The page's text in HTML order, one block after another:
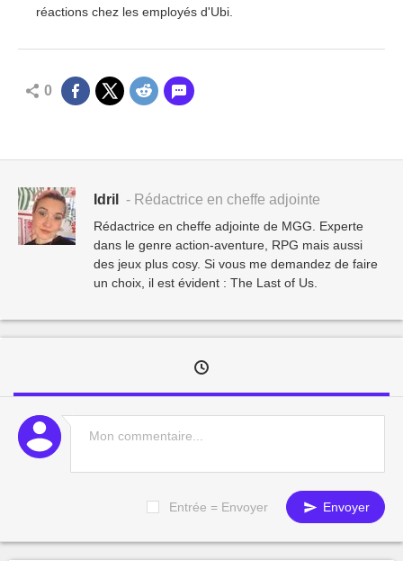
réactions chez les employés d'Ubi.
0
Idril - Rédactrice en cheffe adjointe
Rédactrice en cheffe adjointe de MGG. Experte
dans le genre action-aventure, RPG mais aussi
des jeux plus cosy. Si vous me demandez de faire
un choix, il est évident : The Last of Us.
Entrée = Envoyer Envoyer